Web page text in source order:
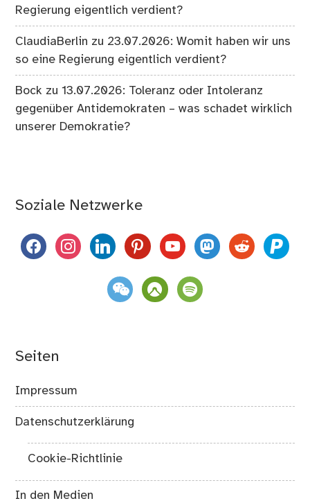
Regierung eigentlich verdient?
ClaudiaBerlin zu 23.07.2026: Womit haben wir uns
so eine Regierung eigentlich verdient?
Bock zu13.07.2026: Toleranz oder Intoleranz
gegenüber Antidemokraten – was schadet wirklich
unserer Demokratie?
Soziale Netzwerke
facebookinstagramlinkedinpinterestyoutubemastodon
reddit paypal
weixin komootspotify
Seiten
Impressum
Datenschutzerklärung
Cookie-Richtlinie
In den Medien